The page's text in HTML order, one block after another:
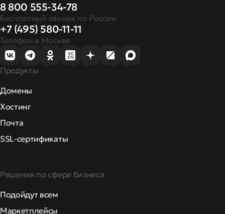
8 800 555-34-78
Бесплатный звонок по России
+7 (495) 580-11-11
Телефон в Москве
Продукты
Домены
Хостинг
Почта
SSL-сертификаты
Решения по сфере бизнеса
Подойдут всем
Маркетплейсы